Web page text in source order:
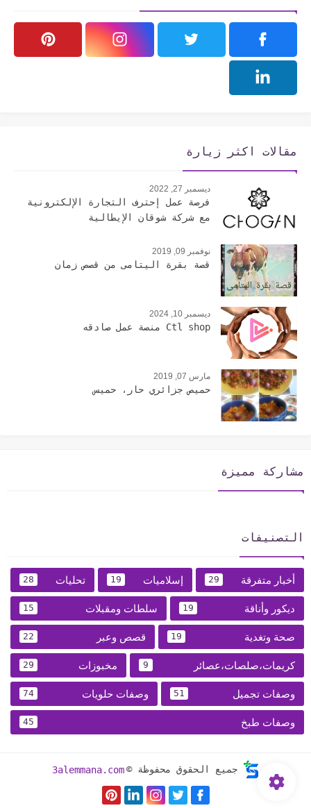
مقالات اكثر زيارة
ديسمبر 27, 2022
فرصة عمل إحترف التجارة الإلكترونية
مع شركة شوقان الإيطالية
نوفمبر 09, 2019
قصة بقرة اليتامى من قصص زمان
ديسمبر 10, 2024
Ctl shop منصة عمل صادقه
مارس 07, 2019
حميص جزائري حار، حميس
مشاركة مميزة
التصنيفات
أخبار متفرقة 29 إسلاميات 19 تحليات 28
ديكور وأناقة 19 سلطات ومقبلات 15
صحة وتغدية 19 قصص وعبر 22
كريمات،صلصات،عصائر 9 مخبوزات 29
وصفات تجميل 51 وصفات حلويات 74
وصفات طبخ 45
جميع الحقوق محفوظة © 3alemmana.com